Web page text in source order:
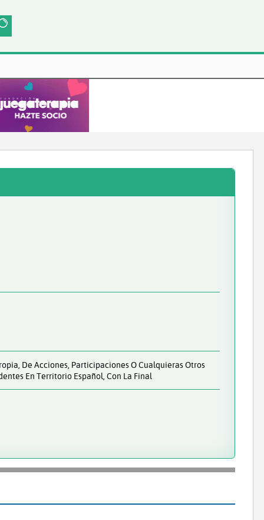
De Acciones, Participaciones O Cualquieras Otros
En Territorio Español, Con La Final